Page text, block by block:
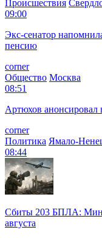
Происшествия
09:00
Экс-сенатор
пенсию
corner
Общество Москва
08:51
Артюхов
corner
Политика Ямало-
08:44
Сбиты 203 БПЛА:
августа